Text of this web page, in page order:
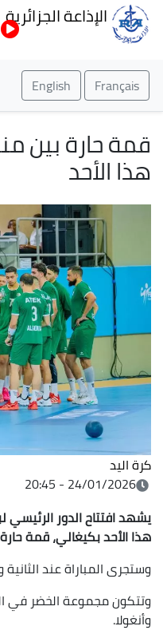
الإذاعة الجزائرية
Français
English
قمة حارة بين
هذا الأحد
كرة اليد
24/01/2026 - 20:45
هذا الأحد بكيغالي، قمة
وستجرى المباراة عند الثانية
وتتكون مجموعة الخضر في
وأنغولا.